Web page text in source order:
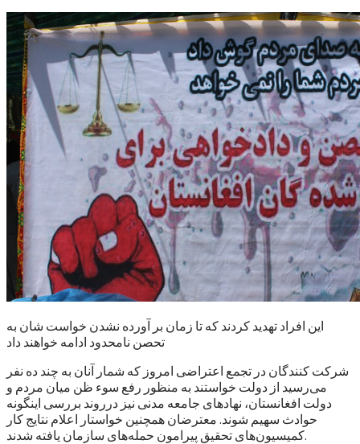
این افراد تهدید کردند که تا زمان بر آورده نشدن خواست شان به
تحصن نامحدود ادامه خواهند داد
شرکت کنندگان در تجمع اعتراضی امروز که شمار آنان به چند ده نفر
می‌رسید از دولت خواستند به منظور رفع سوء ظن میان مردم و
دولت افغانستان، نهادهای جامعه مدنی نیز درروند بررسی اینگونه
حوادث سهیم شوند. معترضان همچنین خواستار اعلام نتایج کار
کمیسیون‌های تحقیق پیرامون حمله‌های سازمان یافته شدند.